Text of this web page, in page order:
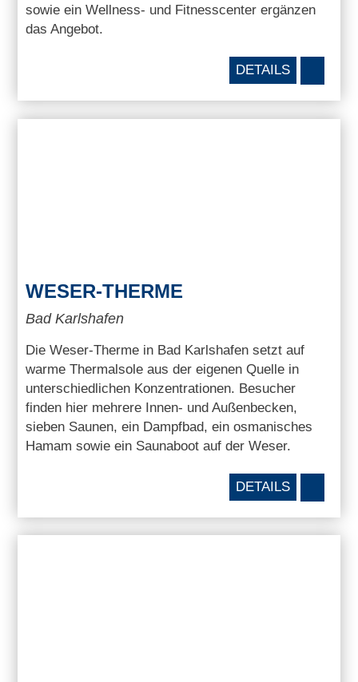
sowie ein Wellness- und Fitnesscenter ergänzen
das Angebot.
DETAILS
WESER-THERME
Bad Karlshafen
Die Weser-Therme in Bad Karlshafen setzt auf
warme Thermalsole aus der eigenen Quelle in
unterschiedlichen Konzentrationen. Besucher
finden hier mehrere Innen- und Außenbecken,
sieben Saunen, ein Dampfbad, ein osmanisches
Hamam sowie ein Saunaboot auf der Weser.
DETAILS